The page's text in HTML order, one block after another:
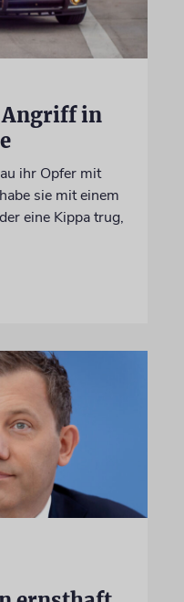
in
ihr Opfer mit
sie mit einem
eine Kippa trug,